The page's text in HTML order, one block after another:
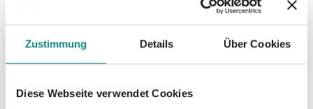
Zustimmung Details Über Cookies
Diese Webseite verwendet Cookies
gebracht. King entdeckt immer mehr
Zusammenhänge zwischen den
Tagebucheinträgen und seinem Leben in der
menschenleeren, brennenden Stadt.
Leben wie zerbrochenes Glas« - eine